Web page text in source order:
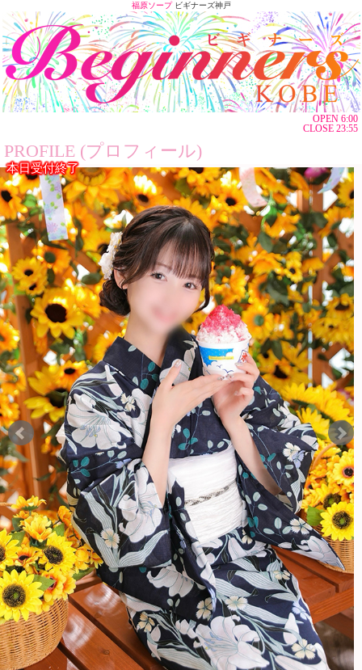
福原ソープ ビギナーズ神戸
OPEN 6:00
CLOSE 23:55
PROFILE (プロフィール)
本日受付終了